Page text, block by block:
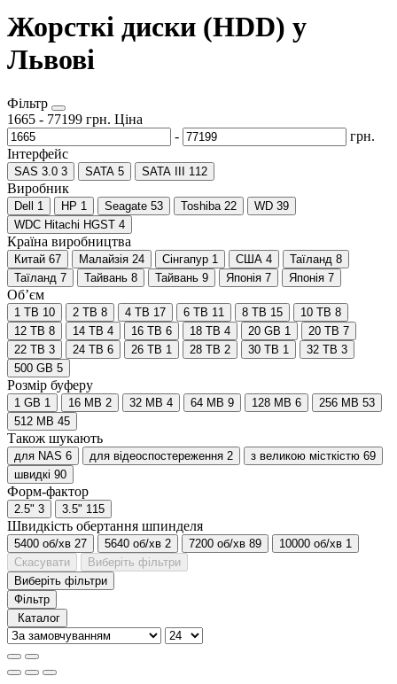
Жорсткі диски (HDD) у
Львові
Фільтр
1665 - 77199 грн. Ціна
-
грн.
Інтерфейс
SAS 3.0 3 SATA 5 SATA III 112
Виробник
Dell 1 HP 1 Seagate 53 Toshiba 22 WD 39
WDC Hitachi HGST 4
Країна виробництва
Китай 67 Малайзія 24 Сінгапур 1 США 4 Таїланд 8
Таїланд 7 Тайвань 8 Тайвань 9 Японія 7 Японія 7
Об’єм
1 TB 10 2 TB 8 4 TB 17 6 TB 11 8 TB 15 10 TB 8
12 TB 8 14 TB 4 16 ТВ 6 18 TB 4 20 GB 1 20 TB 7
22 TB 3 24 TB 6 26 TB 1 28 TB 2 30 TB 1 32 TB 3
500 GB 5
Розмір буферу
1 GB 1 16 MB 2 32 MB 4 64 MB 9 128 MB 6 256 MB 53
512 MB 45
Також шукають
для NAS 6 для відеоспостереження 2 з великою місткістю 69
швидкі 90
Форм-фактор
2.5" 3 3.5" 115
Швидкість обертання шпинделя
5400 об/хв 27 5640 об/хв 2 7200 об/хв 89 10000 об/хв 1
Скасувати
Виберіть фільтри
Виберіть фільтри
Фільтр
Каталог